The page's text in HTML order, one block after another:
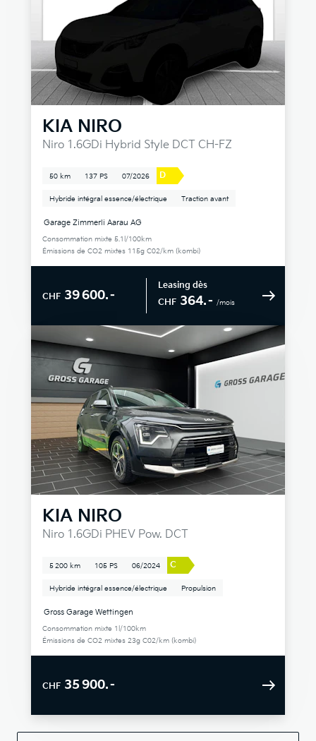
KIA NIRO
Niro 1.6GDi Hybrid Style DCT CH-FZ
50 km 137 PS 07/2026 D
Hybride intégral essence/électrique Traction avant
Garage Zimmerli Aarau AG
Consommation mixte 5.1l/100km
Émissions de CO2 mixtes 115g C02/km (kombi)
CHF 39 600.–
Leasing dès
CHF 364.– /mois
KIA NIRO
Niro 1.6GDi PHEV Pow. DCT
5 200 km 105 PS 06/2024 C
Hybride intégral essence/électrique Propulsion
Gross Garage Wettingen
Consommation mixte 1l/100km
Émissions de CO2 mixtes 23g C02/km (kombi)
CHF 35 900.–